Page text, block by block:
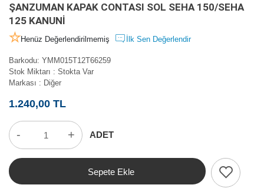
ŞANZUMAN KAPAK CONTASI SOL SEHA 150/SEHA
125 KANUNİ
Henüz Değerlendirilmemiş İlk Sen Değerlendir
Barkodu: YMM015T12T66259
Stok Miktarı : Stokta Var
Markası : Diğer
1.240,00 TL
- + ADET
Sepete Ekle